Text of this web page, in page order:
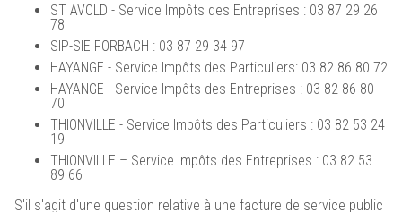
ST AVOLD - Service Impôts des Entreprises : 03 87 29 26
78
SIP-SIE FORBACH : 03 87 29 34 97
HAYANGE - Service Impôts des Particuliers: 03 82 86 80 72
HAYANGE - Service Impôts des Entreprises : 03 82 86 80
70
THIONVILLE - Service Impôts des Particuliers : 03 82 53 24
19
THIONVILLE – Service Impôts des Entreprises : 03 82 53
89 66
S'il s'agit d'une question relative à une facture de service public